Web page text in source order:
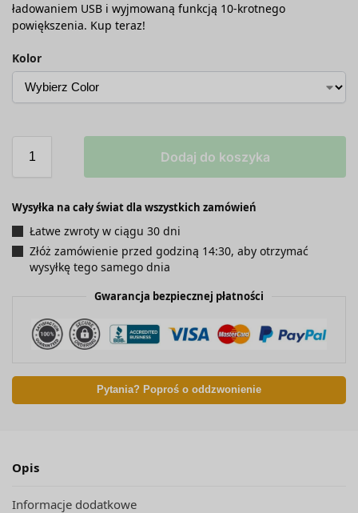
ładowaniem USB i wyjmowaną funkcją 10-krotnego
powiększenia. Kup teraz!
Kolor
Dodaj do koszyka
Wysyłka na cały świat dla wszystkich zamówień
Łatwe zwroty w ciągu 30 dni
Złóż zamówienie przed godziną 14:30, aby otrzymać
wysyłkę tego samego dnia
Gwarancja bezpiecznej płatności
Pytania? Poproś o oddzwonienie
Opis
Informacje dodatkowe